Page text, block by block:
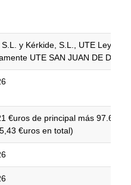
y Kérkide, S.L., UTE Ley 18/
UTE SAN JUAN DE DIOS,
€uros de principal más
€uros en total)